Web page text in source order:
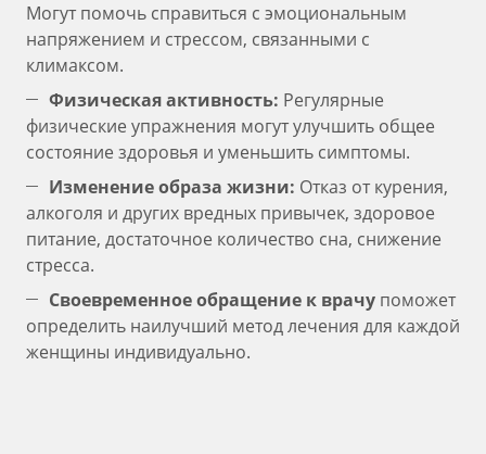
Могут помочь справиться с эмоциональным
напряжением и стрессом, связанными с
климаксом.
Физическая активность: Регулярные
физические упражнения могут улучшить общее
состояние здоровья и уменьшить симптомы.
Изменение образа жизни: Отказ от курения,
алкоголя и других вредных привычек, здоровое
питание, достаточное количество сна, снижение
стресса.
Своевременное обращение к врачу поможет
определить наилучший метод лечения для каждой
женщины индивидуально.